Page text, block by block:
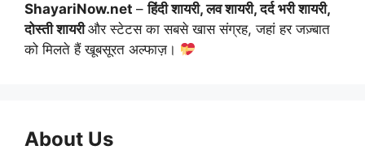
ShayariNow.net –हिंदी शायरी, लव शायरी, दर्द भरी शायरी,
दोस्ती शायरीऔर स्टेटस का सबसे खास संग्रह, जहां हर जज़्बात
को मिलते हैं खूबसूरत अल्फाज़।
About Us